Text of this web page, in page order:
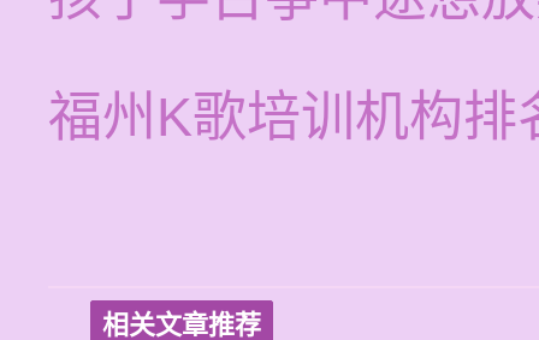
福州K歌培训机构排
相关文章推荐